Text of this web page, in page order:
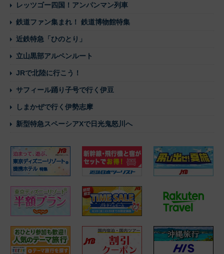
レッツゴー四国！アンパンマン列車
鉄道ファン集まれ！ 鉄道博物館特集
近鉄特急「ひのとり」
立山黒部アルペンルート
JRで北陸に行こう！
サフィール踊り子号で行く伊豆
しまかぜで行く伊勢志摩
新型特急スペーシアXで日光鬼怒川へ